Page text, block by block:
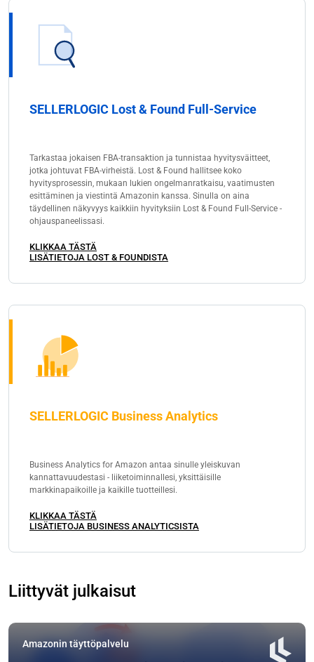
SELLERLOGIC Lost & Found Full-Service
Tarkastaa jokaisen FBA-transaktion ja tunnistaa hyvitysväitteet,
jotka johtuvat FBA-virheistä. Lost & Found hallitsee koko
hyvitysprosessin, mukaan lukien ongelmanratkaisu, vaatimusten
esittäminen ja viestintä Amazonin kanssa. Sinulla on aina
täydellinen näkyvyys kaikkiin hyvityksiin Lost & Found Full-Service -
ohjauspaneelissasi.
KLIKKAA TÄSTÄ
LISÄTIETOJA LOST & FOUNDISTA
SELLERLOGIC Business Analytics
Business Analytics for Amazon antaa sinulle yleiskuvan
kannattavuudestasi - liiketoiminnallesi, yksittäisille
markkinapaikoille ja kaikille tuotteillesi.
KLIKKAA TÄSTÄ
LISÄTIETOJA BUSINESS ANALYTICSISTA
Liittyvät julkaisut
Amazonin täyttöpalvelu